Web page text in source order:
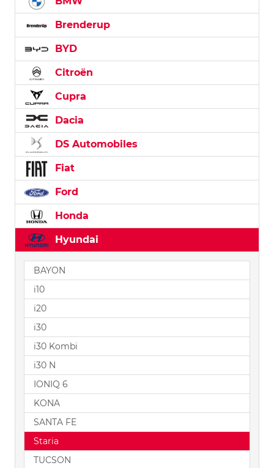
Brenderup
BYD
Citroën
Cupra
Dacia
DS Automobiles
Fiat
Ford
Honda
Hyundai
BAYON
i10
i20
i30
i30 Kombi
i30 N
IONIQ 6
KONA
SANTA FE
Staria
TUCSON